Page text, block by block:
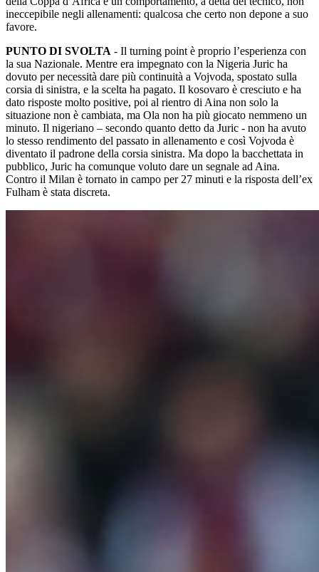
ineccepibile negli allenamenti: qualcosa che certo non depone a suo
favore.
PUNTO DI SVOLTA - Il turning point è proprio l’esperienza con
la sua Nazionale. Mentre era impegnato con la Nigeria Juric ha
dovuto per necessità dare più continuità a Vojvoda, spostato sulla
corsia di sinistra, e la scelta ha pagato. Il kosovaro è cresciuto e ha
dato risposte molto positive, poi al rientro di Aina non solo la
situazione non è cambiata, ma Ola non ha più giocato nemmeno un
minuto. Il nigeriano – secondo quanto detto da Juric - non ha avuto
lo stesso rendimento del passato in allenamento e così Vojvoda è
diventato il padrone della corsia sinistra. Ma dopo la bacchettata in
pubblico, Juric ha comunque voluto dare un segnale ad Aina.
Contro il Milan è tornato in campo per 27 minuti e la risposta dell’ex
Fulham è stata discreta.